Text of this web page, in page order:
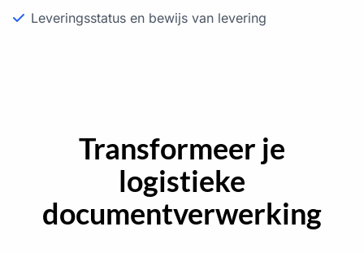
Leveringsstatus en bewijs van levering
Transformeer je
logistieke
documentverwerking